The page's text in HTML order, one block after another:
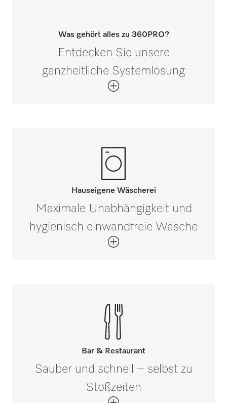
Was gehört alles zu 360PRO?
Entdecken Sie unsere
ganzheitliche Systemlösung
Hauseigene Wäscherei
Maximale Unabhängigkeit und
hygienisch einwandfreie Wäsche
Bar & Restaurant
Sauber und schnell – selbst zu
Stoßzeiten